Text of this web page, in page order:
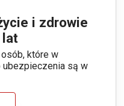
i zdrowie
lat
które w
są w